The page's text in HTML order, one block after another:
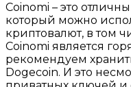
Coinomi – это
который можно
криптовалют, в том
Coinomi является
рекомендуем
Dogecoin. И это